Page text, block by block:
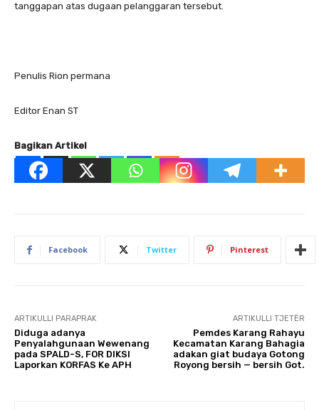
tanggapan atas dugaan pelanggaran tersebut.
Penulis Rion permana
Editor Enan ST
Bagikan Artikel
Facebook Twitter Pinterest
ARTIKULLI PARAPRAK
Diduga adanya
Penyalahgunaan Wewenang
pada SPALD-S, FOR DIKSI
Laporkan KORFAS Ke APH
ARTIKULLI TJETËR
Pemdes Karang Rahayu
Kecamatan Karang Bahagia
adakan giat budaya Gotong
Royong bersih — bersih Got.